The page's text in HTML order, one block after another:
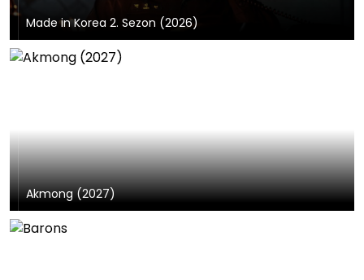
Made in Korea 2. Sezon (2026)
Akmong (2027)